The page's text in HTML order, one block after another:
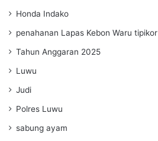
Honda Indako
penahanan Lapas Kebon Waru tipikor
Tahun Anggaran 2025
Luwu
Judi
Polres Luwu
sabung ayam